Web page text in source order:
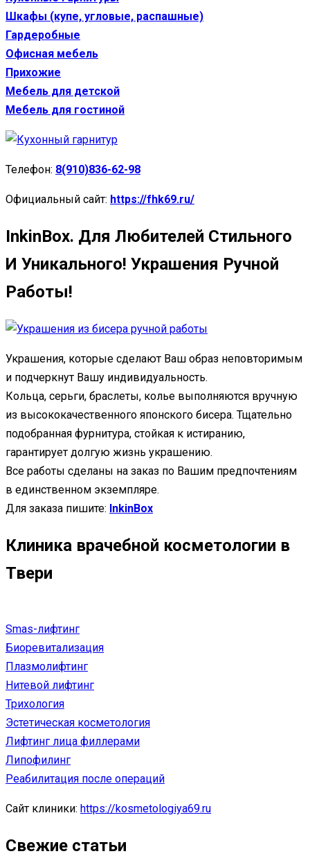
Шкафы (купе, угловые, распашные)
Гардеробные
Офисная мебель
Прихожие
Мебель для детской
Мебель для гостиной
Телефон: 8(910)836-62-98
Официальный сайт: https://fhk69.ru/
InkinBox. Для Любителей Стильного
И Уникального! Украшения Ручной
Работы!
Украшения, которые сделают Ваш образ неповторимым
и подчеркнут Вашу индивидуальность.
Кольца, серьги, браслеты, колье выполняются вручную
из высококачественного японского бисера. Тщательно
подобранная фурнитура, стойкая к истиранию,
гарантирует долгую жизнь украшению.
Все работы сделаны на заказ по Вашим предпочтениям
в единственном экземпляре.
Для заказа пишите: InkinBox
Клиника врачебной косметологии в
Твери
Smas-лифтинг
Биоревитализация
Плазмолифтинг
Нитевой лифтинг
Трихология
Эстетическая косметология
Лифтинг лица филлерами
Липофилинг
Реабилитация после операций
Сайт клиники: https://kosmetologiya69.ru
Свежие статьи